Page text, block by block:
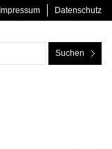
Impressum Datenschutz
Suchen